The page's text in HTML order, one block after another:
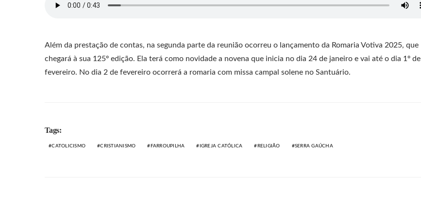
Além da prestação de contas, na segunda parte da reunião ocorreu o lançamento da Romaria Votiva 2025, que
chegará à sua 125º edição. Ela terá como novidade a novena que inicia no dia 24 de janeiro e vai até o dia 1º de
fevereiro. No dia 2 de fevereiro ocorrerá a romaria com missa campal solene no Santuário.
Tags:
CATOLICISMO CRISTIANISMO FARROUPILHA IGREJA CATÓLICA RELIGIÃO SERRA GAÚCHA